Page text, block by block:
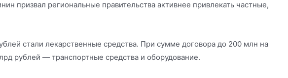
призвал региональные правительства активнее привлекать частные,
стали лекарственные средства. При сумме договора до 200 млн на
рублей — транспортные средства и оборудование.